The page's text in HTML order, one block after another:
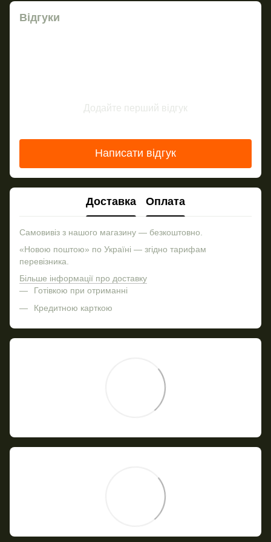
Відгуки
Додайте перший відгук
Написати відгук
Доставка Оплата
Самовивіз з нашого магазину — безкоштовно.
«Новою поштою» по Україні — згідно тарифам
перевізника.
Більше інформації про доставку
Готівкою при отриманні
Кредитною карткою